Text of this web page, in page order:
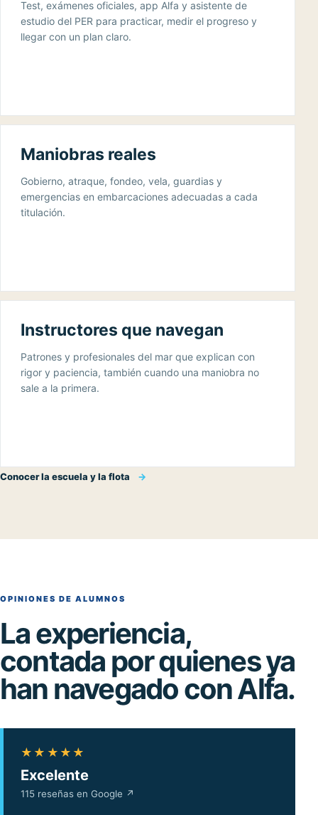
Test, exámenes oficiales, app Alfa y asistente de
estudio del PER para practicar, medir el progreso y
llegar con un plan claro.
Maniobras reales
Gobierno, atraque, fondeo, vela, guardias y
emergencias en embarcaciones adecuadas a cada
titulación.
Instructores que navegan
Patrones y profesionales del mar que explican con
rigor y paciencia, también cuando una maniobra no
sale a la primera.
Conocer la escuela y la flota →
OPINIONES DE ALUMNOS
La experiencia,
contada por quienes ya
han navegado con Alfa.
★★★★★
Excelente
115 reseñas en Google ↗